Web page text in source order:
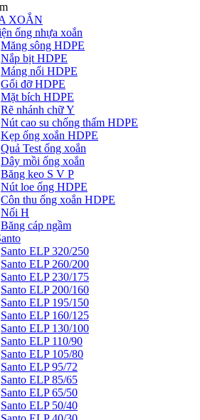
XOẮN
ống nhựa xoắn
Măng sông HDPE
Nắp bịt HDPE
Máng nối HDPE
Gối đỡ HDPE
Mặt bích HDPE
Rẽ nhánh chữ Y
Nút cao su chống thấm HDPE
Kẹp ống xoắn HDPE
Quả Test ống xoắn
Dây mồi ống xoắn
Băng keo S V P
Nút loe ống HDPE
Côn thu ống xoắn HDPE
Nối H
Băng cáp ngầm
Santo ELP 320/250
Santo ELP 260/200
Santo ELP 230/175
Santo ELP 200/160
Santo ELP 195/150
Santo ELP 160/125
Santo ELP 130/100
Santo ELP 110/90
Santo ELP 105/80
Santo ELP 95/72
Santo ELP 85/65
Santo ELP 65/50
Santo ELP 50/40